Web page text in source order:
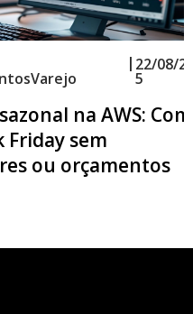
Varejo
| 22/08/
5
na AWS:
Friday sem
ou orçamentos